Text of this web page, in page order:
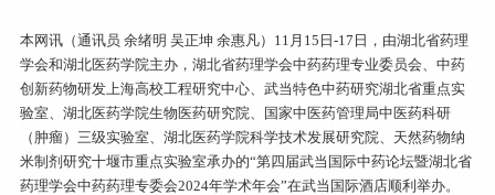
本网讯（通讯员 余绪明 吴正坤 余惠凡）11月15日-17日，由湖北省药理
学会和湖北医药学院主办，湖北省药理学会中药药理专业委员会、中药
创新药物研发上海高校工程研究中心、武当特色中药研究湖北省重点实
验室、湖北医药学院生物医药研究院、国家中医药管理局中医药科研
（肿瘤）三级实验室、湖北医药学院科学技术发展研究院、天然药物纳
米制剂研究十堰市重点实验室承办的“第四届武当国际中药论坛暨湖北省
药理学会中药药理专委会2024年学术年会”在武当国际酒店顺利举办。